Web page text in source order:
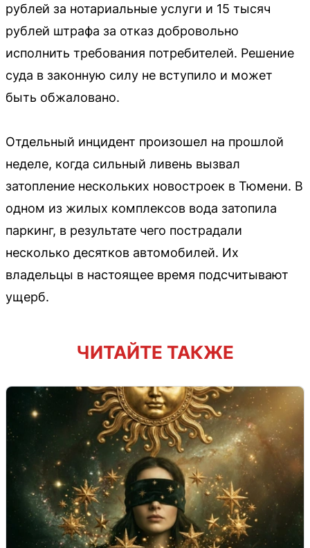
рублей за нотариальные услуги и 15 тысяч
рублей штрафа за отказ добровольно
исполнить требования потребителей. Решение
суда в законную силу не вступило и может
быть обжаловано.
Отдельный инцидент произошел на прошлой
неделе, когда сильный ливень вызвал
затопление нескольких новостроек в Тюмени. В
одном из жилых комплексов вода затопила
паркинг, в результате чего пострадали
несколько десятков автомобилей. Их
владельцы в настоящее время подсчитывают
ущерб.
ЧИТАЙТЕ ТАКЖЕ